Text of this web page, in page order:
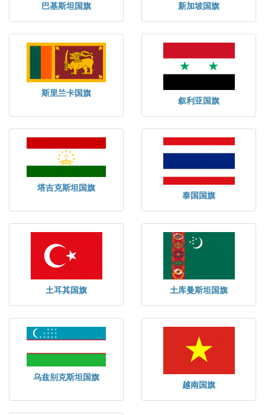
巴基斯坦国旗 新加坡国旗
斯里兰卡国旗
叙利亚国旗
塔吉克斯坦国旗
泰国国旗
土耳其国旗 土库曼斯坦国旗
乌兹别克斯坦国旗
越南国旗